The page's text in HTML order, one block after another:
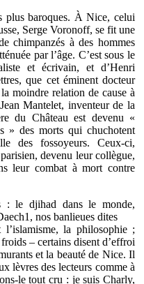
plus baroques. À Nice, celui
Serge Voronoff, se fit une
chimpanzés à des hommes
par l’âge. C’est sous le
et écrivain, et d’Henri
que cet éminent docteur
moindre relation de cause à
Mantelet, inventeur de la
du Château est devenu «
» des morts qui chuchotent
des fossoyeurs. Ceux-ci,
devenu leur collègue,
leur combat à mort contre
: le djihad dans le monde,
nos banlieues dites
la philosophie ;
– certains disent d’effroi
et la beauté de Nice. Il
lèvres des lecteurs comme à
le tout cru : je suis Charly,